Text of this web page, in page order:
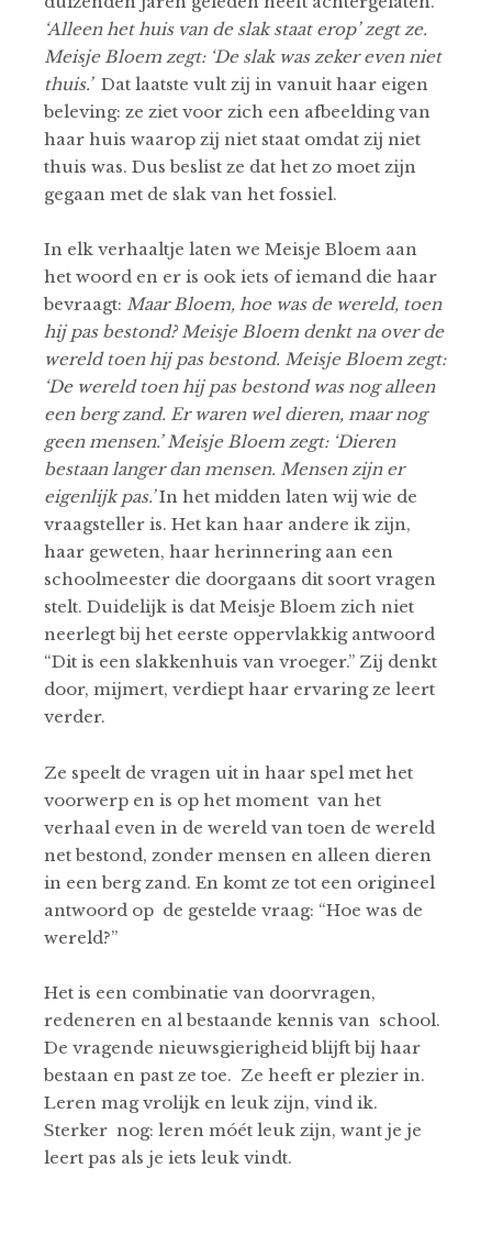
‘Alleen het huis van de slak staat erop’ zegt ze.
Meisje Bloem zegt: ‘De slak was zeker even niet
thuis.’Dat laatste vult zij in vanuit haar eigen
beleving: ze ziet voor zich een afbeelding van
haar huis waarop zij niet staat omdat zij niet
thuis was. Dus beslist ze dat het zo moet zijn
gegaan met de slak van het fossiel.
In elk verhaaltje laten we Meisje Bloem aan
het woord en er is ook iets of iemand die haar
bevraagt: Maar Bloem, hoe was de wereld, toen
hij pas bestond? Meisje Bloem denkt na over de
wereld toen hij pas bestond. Meisje Bloem zegt:
‘De wereld toen hij pas bestond was nog alleen
een berg zand. Er waren wel dieren, maar nog
geen mensen.’ Meisje Bloem zegt: ‘Dieren
bestaan langer dan mensen. Mensen zijn er
eigenlijk pas.’In het midden laten wij wie de
vraagsteller is. Het kan haar andere ik zijn,
haar geweten, haar herinnering aan een
schoolmeester die doorgaans dit soort vragen
stelt. Duidelijk is dat Meisje Bloem zich niet
neerlegt bij het eerste oppervlakkig antwoord
“Dit is een slakkenhuis van vroeger.’’ Zij denkt
door, mijmert, verdiept haar ervaring ze leert
verder.
Ze speelt de vragen uit in haar spel met het
voorwerp en is op het moment van het
verhaal even in de wereld van toen de wereld
net bestond, zonder mensen en alleen dieren
in een berg zand. En komt ze tot een origineel
antwoord op de gestelde vraag: “Hoe was de
wereld?”
Het is een combinatie van doorvragen,
redeneren en al bestaande kennis van school.
De vragende nieuwsgierigheid blijft bij haar
bestaan en past ze toe. Ze heeft er plezier in.
Leren mag vrolijk en leuk zijn, vind ik.
Sterker nog: leren móét leuk zijn, want je je
leert pas als je iets leuk vindt.